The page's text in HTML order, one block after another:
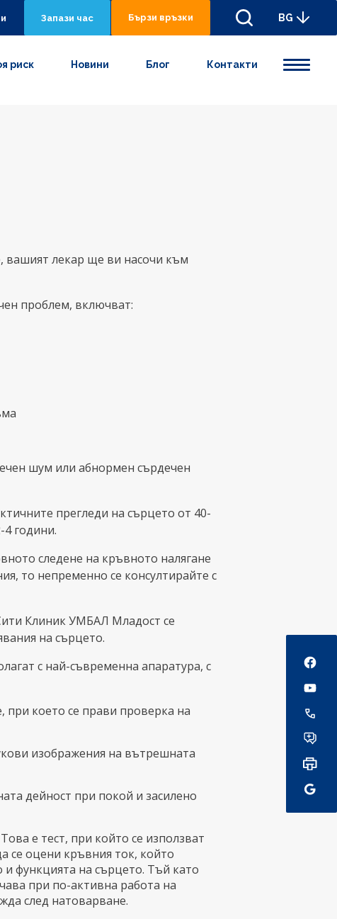
Запази час Бързи връзки BG
риск Новини Блог Контакти
вашият лекар ще ви насочи към
проблем, включват:
шум или абнормен сърдечен
прегледи на сърцето от 40-
години.
следене на кръвното налягане
то непременно се консултирайте с
Клиник УМБАЛ Младост се
на сърцето.
с най-съвременна апаратура, с
при което се прави проверка на
изображения на вътрешната
дейност при покой и засилено
е тест, при който се използват
се оцени кръвния ток, който
и функцията на сърцето. Тъй като
при по-активна работа на
след натоварване.